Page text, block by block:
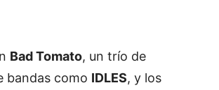
Bad Tomato, un trío de
bandas como IDLES, y los